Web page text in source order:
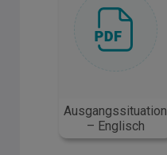
Ausgangssituation
– Englisch